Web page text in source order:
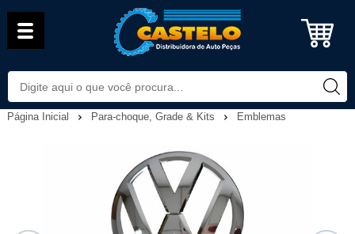
Página Inicial Para-choque, Grade & Kits Emblemas